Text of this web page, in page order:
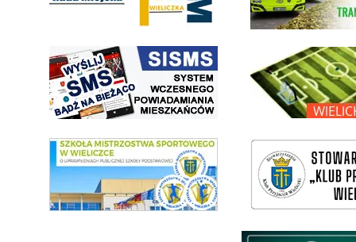
link do strony systemu wczesnego ostrzegania mieszkańców SISMS
link do opisu projektu
link do SMS Wieliczka wieliczka-wieliczanie na bis
Międzyzakładowa Kasa